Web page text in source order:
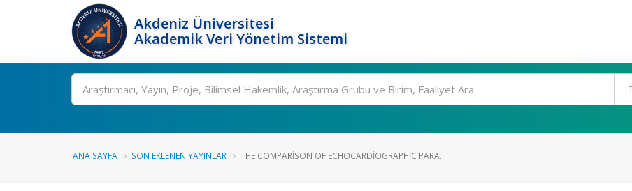
Akdeniz Üniversitesi
Akademik Veri Yönetim Sistemi
Ara
ANA SAYFA SON EKLENEN YAYINLAR THE COMPARISON OF ECHOCARDIOGRAPHIC PARA...